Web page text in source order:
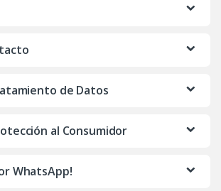
de Datos
al Consumidor
WhatsApp!